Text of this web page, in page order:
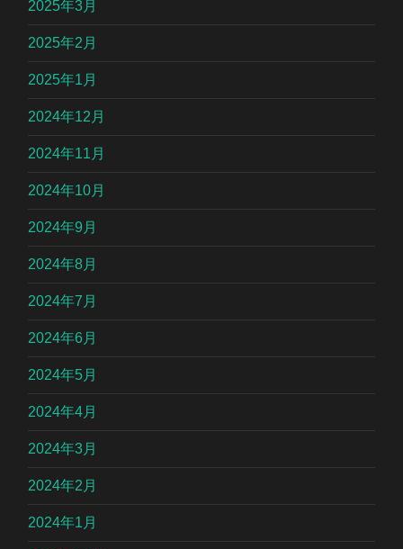
2025年3月
2025年2月
2025年1月
2024年12月
2024年11月
2024年10月
2024年9月
2024年8月
2024年7月
2024年6月
2024年5月
2024年4月
2024年3月
2024年2月
2024年1月